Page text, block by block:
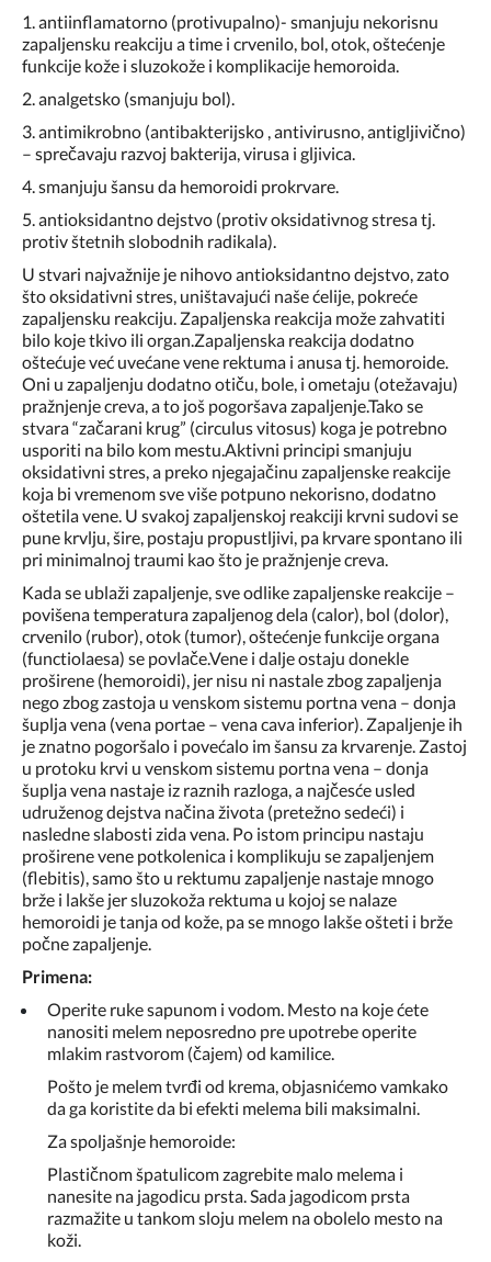
1. antiinflamatorno (protivupalno)- smanjuju nekorisnu
zapaljensku reakciju a time i crvenilo, bol, otok, oštećenje
funkcije kože i sluzokože i komplikacije hemoroida.
2. analgetsko (smanjuju bol).
3. antimikrobno (antibakterijsko , antivirusno, antigljivično)
– sprečavaju razvoj bakterija, virusa i gljivica.
4. smanjuju šansu da hemoroidi prokrvare.
5. antioksidantno dejstvo (protiv oksidativnog stresa tj.
protiv štetnih slobodnih radikala).
U stvari najvažnije je nihovo antioksidantno dejstvo, zato
što oksidativni stres, uništavajući naše ćelije, pokreće
zapaljensku reakciju. Zapaljenska reakcija može zahvatiti
bilo koje tkivo ili organ.Zapaljenska reakcija dodatno
oštećuje već uvećane vene rektuma i anusa tj. hemoroide.
Oni u zapaljenju dodatno otiču, bole, i ometaju (otežavaju)
pražnjenje creva, a to još pogoršava zapaljenje.Tako se
stvara “začarani krug” (circulus vitosus) koga je potrebno
usporiti na bilo kom mestu.Aktivni principi smanjuju
oksidativni stres, a preko njegajačinu zapaljenske reakcije
koja bi vremenom sve više potpuno nekorisno, dodatno
oštetila vene. U svakoj zapaljenskoj reakciji krvni sudovi se
pune krvlju, šire, postaju propustljivi, pa krvare spontano ili
pri minimalnoj traumi kao što je pražnjenje creva.
Kada se ublaži zapaljenje, sve odlike zapaljenske reakcije –
povišena temperatura zapaljenog dela (calor), bol (dolor),
crvenilo (rubor), otok (tumor), oštećenje funkcije organa
(functiolaesa) se povlače.Vene i dalje ostaju donekle
proširene (hemoroidi), jer nisu ni nastale zbog zapaljenja
nego zbog zastoja u venskom sistemu portna vena – donja
šuplja vena (vena portae – vena cava inferior). Zapaljenje ih
je znatno pogoršalo i povećalo im šansu za krvarenje. Zastoj
u protoku krvi u venskom sistemu portna vena – donja
šuplja vena nastaje iz raznih razloga, a najčesće usled
udruženog dejstva načina života (pretežno sedeći) i
nasledne slabosti zida vena. Po istom principu nastaju
proširene vene potkolenica i komplikuju se zapaljenjem
(flebitis), samo što u rektumu zapaljenje nastaje mnogo
brže i lakše jer sluzokoža rektuma u kojoj se nalaze
hemoroidi je tanja od kože, pa se mnogo lakše ošteti i brže
počne zapaljenje.
Primena:
Operite ruke sapunom i vodom. Mesto na koje ćete
nanositi melem neposredno pre upotrebe operite
mlakim rastvorom (čajem) od kamilice.
Pošto je melem tvrđi od krema, objasnićemo vamkako
da ga koristite da bi efekti melema bili maksimalni.
Za spoljašnje hemoroide:
Plastičnom špatulicom zagrebite malo melema i
nanesite na jagodicu prsta. Sada jagodicom prsta
razmažite u tankom sloju melem na obolelo mesto na
koži.